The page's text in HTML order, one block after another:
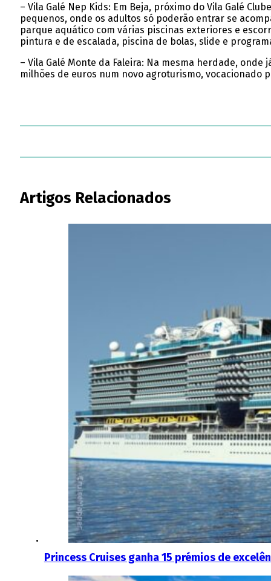
– Vila Galé Nep Kids: Em Beja, próximo do Vila Galé
pequenos, onde os adultos só poderão entrar se
parque aquático com várias piscinas exteriores e
pintura e de escalada, piscina de bolas, slide e
– Vila Galé Monte da Faleira: Na mesma herdade,
milhões de euros num novo agroturismo, vocacionado
Artigos Relacionados
Princess Cruises ganha 15 prémios de